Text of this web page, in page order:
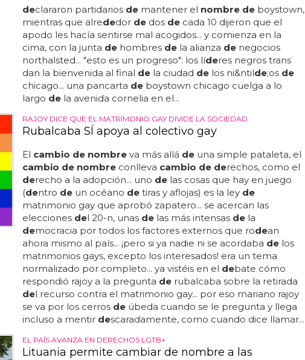
declararon partidarios demantener el nombre deboystown,
mientras que alrededor dedos decada 10 dijeron que el
apodo les hacía sentirse mal acogidos... y comienza en la
cima, con la junta dehombres dela alianza denegocios
northalsted... "esto es un progreso": los líderes negros trans
dan la bienvenida al final dela ciudad delos ni&ntilde;os de
chicago... una pancarta deboystown chicago cuelga a lo
largo dela avenida cornelia en el...
RAJOY DICE QUE EL MATRIMONIO GAY DIVIDE LA SOCIEDAD
Rubalcaba SÍ apoya al colectivo gay
El cambio de nombreva más allá deuna simple pataleta, el
cambio de nombreconlleva cambio de derechos, como el
derecho a la adopción... uno delas cosas que hay en juego
(dentro deun océano detiras y aflojas) es la ley de
matrimonio gay que aprobó zapatero... se acercan las
elecciones del 20-n, unas delas más intensas dela
democracia por todos los factores externos que rodean
ahora mismo al país... ¡pero si ya nadie ni se acordaba delos
matrimonios gays, excepto los interesados! era un tema
normalizado por completo... ya vistéis en el debate cómo
respondió rajoy a la pregunta derubalcaba sobre la retirada
del recurso contra el matrimonio gay... por eso mariano rajoy
se va por los cerros deúbeda cuando se le pregunta y llega
incluso a mentir descaradamente, como cuando dice llamar...
EL PAÍS AVANZA EN DERECHOS LGTB+
Lituania permite cambiar de nombre a las